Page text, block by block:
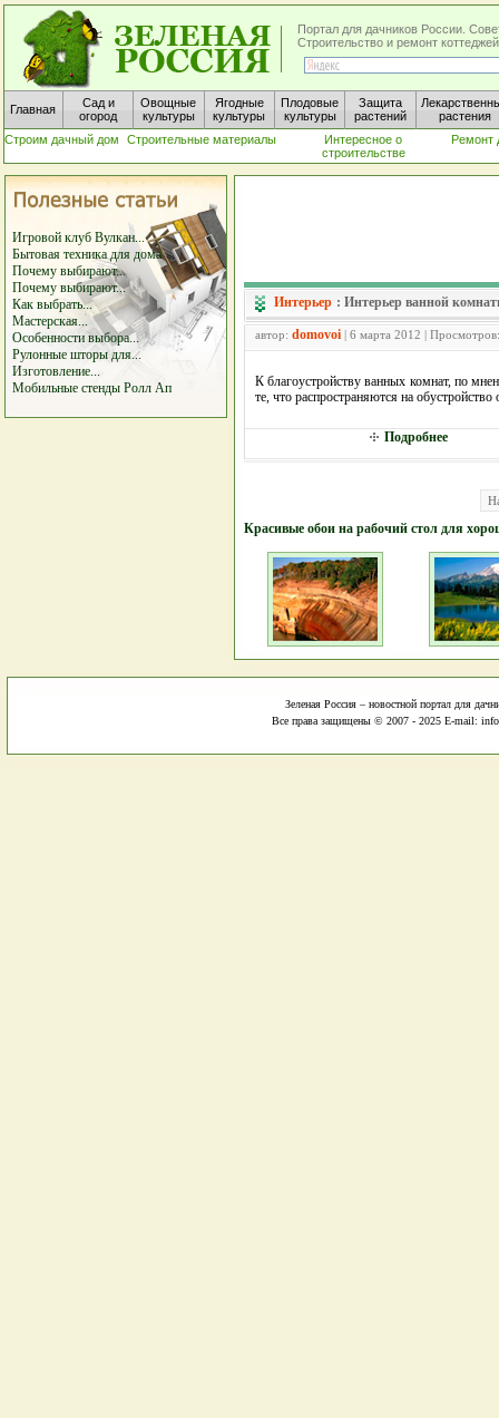
Портал для дачников России.
Строительство и ремонт
Главная
Сад и
огород
Овощные
культуры
Ягодные
культуры
Плодовые
культуры
Защита
растений
растения
Строим дачный дом
Строительные материалы
Интересное о
строительстве
Ремонт
Игровой клуб Вулкан...
Бытовая техника для дома
Почему выбирают...
Почему выбирают...
Как выбрать...
Мастерская...
Особенности выбора...
Рулонные шторы для...
Изготовление...
Мобильные стенды Ролл Ап
Интерьер : Интерьер ванной
автор: domovoi | 6 марта 2012 |
К благоустройству ванных комнат, по
те, что распространяются на
Подробнее
Красивые обои на рабочий стол для
Зеленая Россия – новостной портал для
Все права защищены © 2007 - 2025 E-mail: